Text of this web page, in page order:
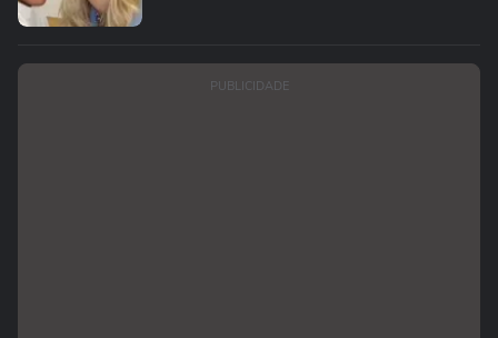
PUBLICIDADE